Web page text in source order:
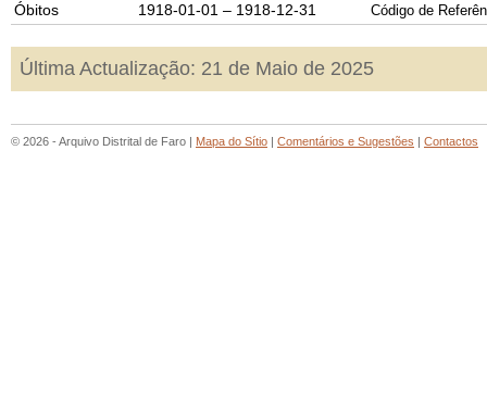
Óbitos 1918-01-01 – 1918-12-31 Código de
Última Actualização: 21 de Maio de 2025
© 2026 - Arquivo Distrital de Faro | Mapa do Sítio | Comentários e Sugestões | Contactos